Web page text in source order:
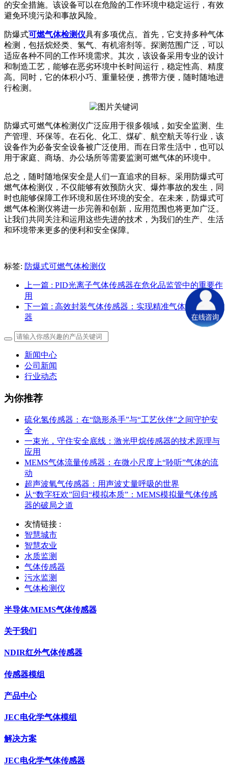
的安全措施。该设备可以在危险的工作环境中稳定运行，有效
避免环境污染和事故风险。
防爆式可燃气体检测仪具有多项优点。首先，它支持多种气体
检测，包括烷烃类、氢气、有机溶剂等。探测范围广泛，可以
适应各种不同的工作环境需求。其次，该设备采用专业的设计
和制造工艺，能够在恶劣环境中长时间运行，稳定性高、精度
高。同时，它的体积小巧、重量轻便，携带方便，随时随地进
行检测。
防爆式可燃气体检测仪广泛应用于很多领域，如安全监测、生
产管理、环保等。在石化、化工、煤矿、航空航天等行业，该
设备作为必备安全设备被广泛使用。而在日常生活中，也可以
用于家庭、商场、办公场所等需要监测可燃气体的环境中。
总之，随时随地保安全是人们一直追求的目标。采用防爆式可
燃气体检测仪，不仅能够有效预防火灾、爆炸事故的发生，同
时也能够保障工作环境和居住环境的安全。在未来，防爆式可
燃气体检测仪将进一步完善和创新，应用范围也将更加广泛。
让我们共同关注和运用这些先进的技术，为我们的生产、生活
和环境带来更多的便利和安全保障。
标签: 防爆式可燃气体检测仪
上一篇 : PID光离子气体传感器在危化品监管中的重要作
用
下一篇 : 高效封装气体传感器：实现精准气体检测的利
器
新闻中心
公司新闻
行业动态
为你推荐
硫化氢传感器：在“隐形杀手”与“工艺伙伴”之间守护安
全
一束光，守住安全底线：激光甲烷传感器的技术原理与
应用
MEMS气体流量传感器：在微小尺度上“聆听”气体的流
动
超声波氧气传感器：用声波丈量呼吸的世界
从“数字狂欢”回归“模拟本质”：MEMS模拟量气体传感
器的破局之道
友情链接 :
智慧城市
智慧农业
水质监测
气体传感器
污水监测
气体检测仪
半导体/MEMS气体传感器
关于我们
NDIR红外气体传感器
传感器模组
产品中心
JEC电化学气体模组
解决方案
JEC电化学气体传感器